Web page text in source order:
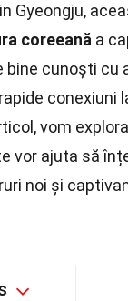
Gyeongju,
coreeană a
bine cunoști cu
conexiuni
vom
vor ajuta să
noi și